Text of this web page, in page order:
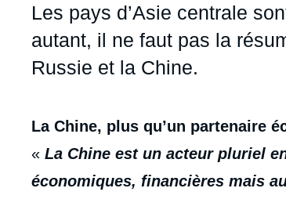
Accroche
Les pays d’Asie centrale
autant, il ne faut pas la
Russie et la Chine.
Contenu
intervention
médiatique
La Chine, plus qu’un partenaire
« La Chine est un acteur pluriel
économiques, financières mais